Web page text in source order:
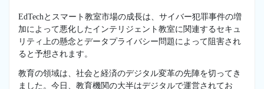
EdTechとスマート教室市場の成長は、サイバー犯罪事件の増
加によって悪化したインテリジェント教室に関連するセキュ
リティ上の懸念とデータプライバシー問題によって阻害され
ると予想されます。
教育の領域は、社会と経済のデジタル変革の先陣を切ってき
ました。今日、教育機関の大半はデジタルで運営されてお